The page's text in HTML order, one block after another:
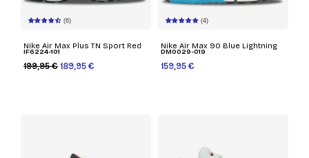
(6)
Nike Air Max Plus TN Sport Red
IF6224-101
199,95 € 189,95 €
(4)
Nike Air Max 90 Blue Lightning
DM0029-019
159,95 €